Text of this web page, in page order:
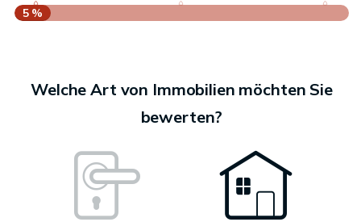
5 %
Welche Art von Immobilien möchten Sie
bewerten?